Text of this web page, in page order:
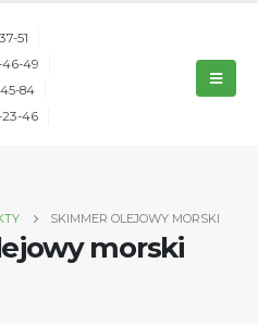
51
49
84
46
SKIMMER OLEJOWY MORSKI
morski